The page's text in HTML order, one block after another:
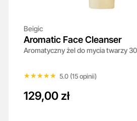
Beigic
Aromatic Face Cleanser
Aromatyczny żel do mycia twarzy
★★★★★
★★★★★ 5.0 (15 opinii)
129,00 zł